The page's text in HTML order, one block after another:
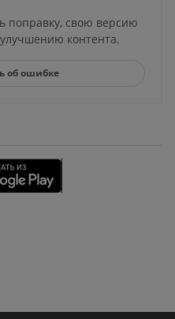
поправку, свою версию
контента.
об ошибке